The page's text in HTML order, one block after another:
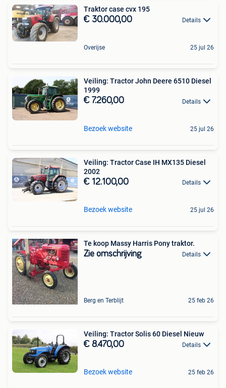
Traktor case cvx 195
€ 30.000,00 Details
Overijse 25 jul 26
Veiling: Tractor John Deere 6510 Diesel
1999
€ 7.260,00 Details
Bezoek website 25 jul 26
Veiling: Tractor Case IH MX135 Diesel
2002
€ 12.100,00 Details
Bezoek website 25 jul 26
Te koop Massy Harris Pony traktor.
Zie omschrijving Details
Berg en Terblijt 25 feb 26
Veiling: Tractor Solis 60 Diesel Nieuw
€ 8.470,00 Details
Bezoek website 25 feb 26